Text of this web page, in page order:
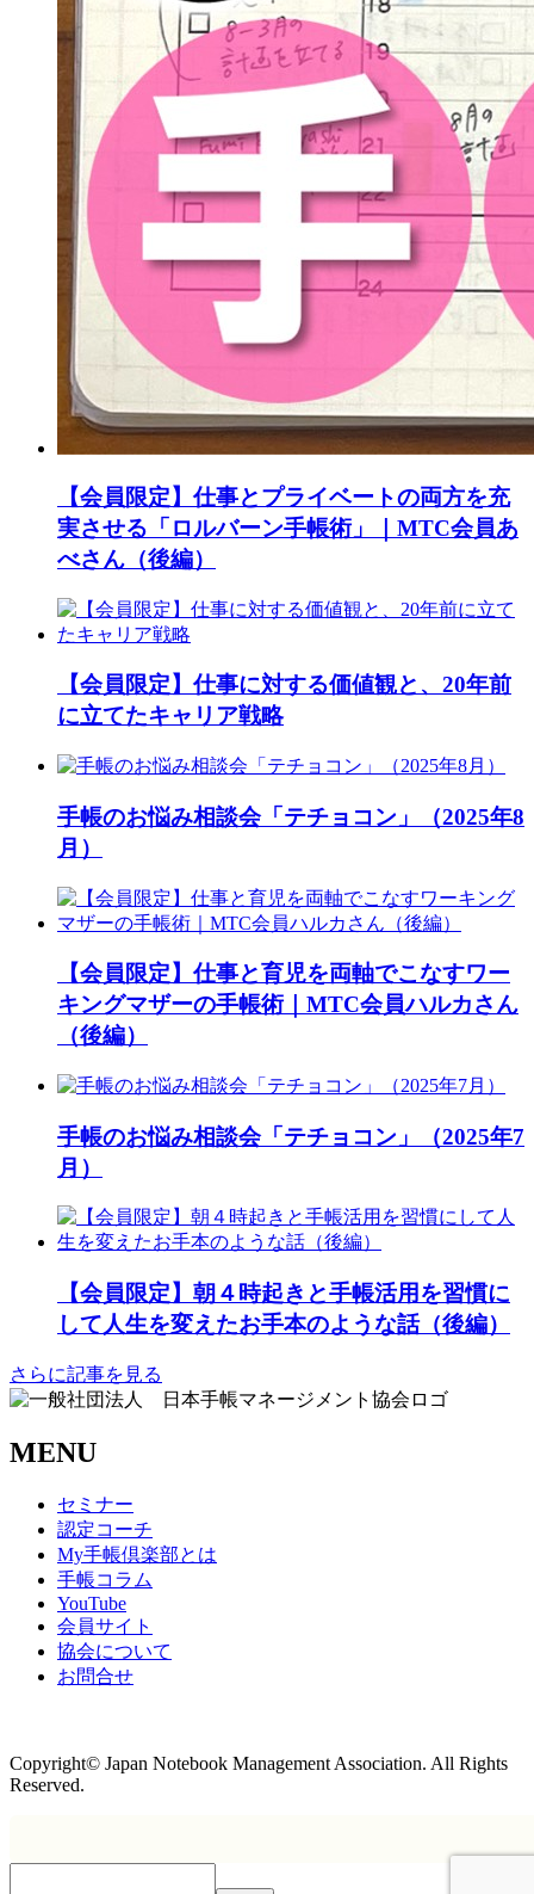
【会員限定】仕事とプライベートの両方を充
実させる「ロルバーン手帳術」｜MTC会員あ
べさん（後編）
【会員限定】仕事に対する価値観と、20年前
に立てたキャリア戦略
手帳のお悩み相談会「テチョコン」（2025年8
月）
【会員限定】仕事と育児を両軸でこなすワー
キングマザーの手帳術｜MTC会員ハルカさん
（後編）
手帳のお悩み相談会「テチョコン」（2025年7
月）
【会員限定】朝４時起きと手帳活用を習慣に
して人生を変えたお手本のような話（後編）
さらに記事を見る
MENU
セミナー
認定コーチ
My手帳倶楽部とは
手帳コラム
YouTube
会員サイト
協会について
お問合せ
Copyright© Japan Notebook Management Association. All Rights
Reserved.